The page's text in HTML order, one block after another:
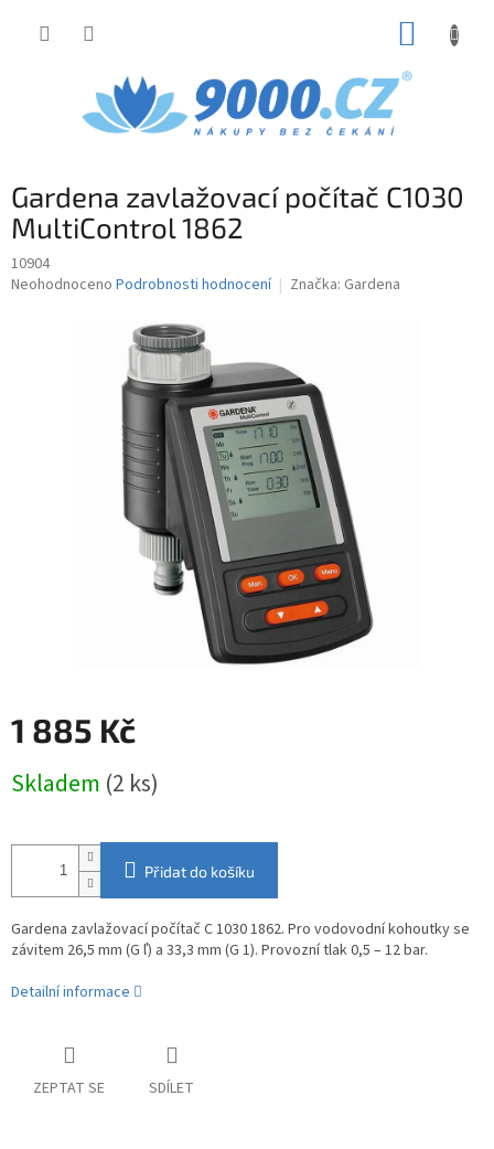
Gardena zavlažovací počítač C1030
MultiControl 1862
10904
Průměrné
Neohodnoceno Podrobnosti hodnocení Značka: Gardena
1 885 Kč
cena:
Skladem (2 ks)
Přidat do košíku
Gardena zavlažovací počítač C 1030 1862. Pro vodovodní kohoutky se
závitem 26,5 mm (G ľ) a 33,3 mm (G 1). Provozní tlak 0,5 – 12 bar.
Detailní informace
ZEPTAT SE SDÍLET